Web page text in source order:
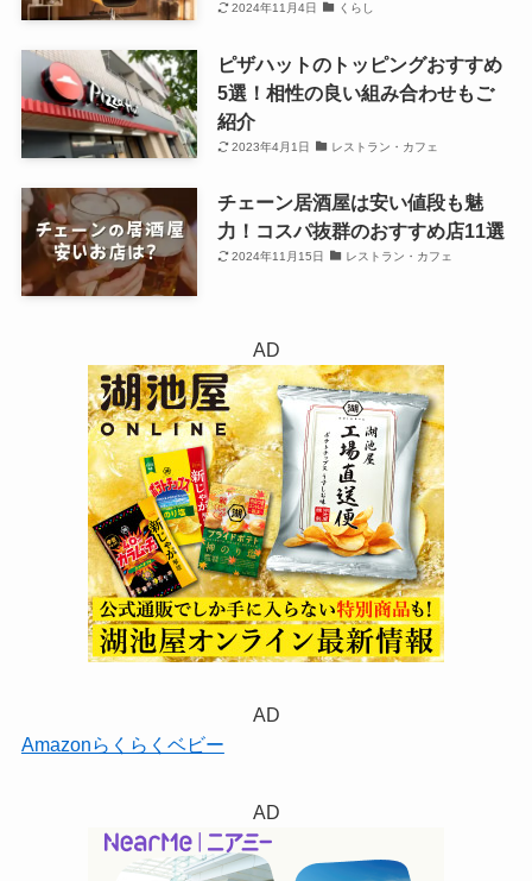
2024年11月4日 くらし
ピザハットのトッピングおすすめ
5選！相性の良い組み合わせもご
紹介
2023年4月1日 レストラン・カフェ
チェーン居酒屋は安い値段も魅
力！コスパ抜群のおすすめ店11選
2024年11月15日 レストラン・カフェ
AD
AD
Amazonらくらくベビー
AD